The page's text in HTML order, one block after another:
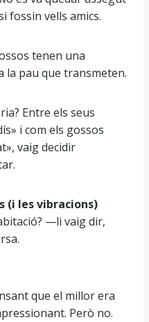
fossin vells amics.
tenen una
la pau que transmeten.
Entre els seus
i com els gossos
vaig decidir
(i les vibracions)
—li vaig dir,
que el millor era
Però no.